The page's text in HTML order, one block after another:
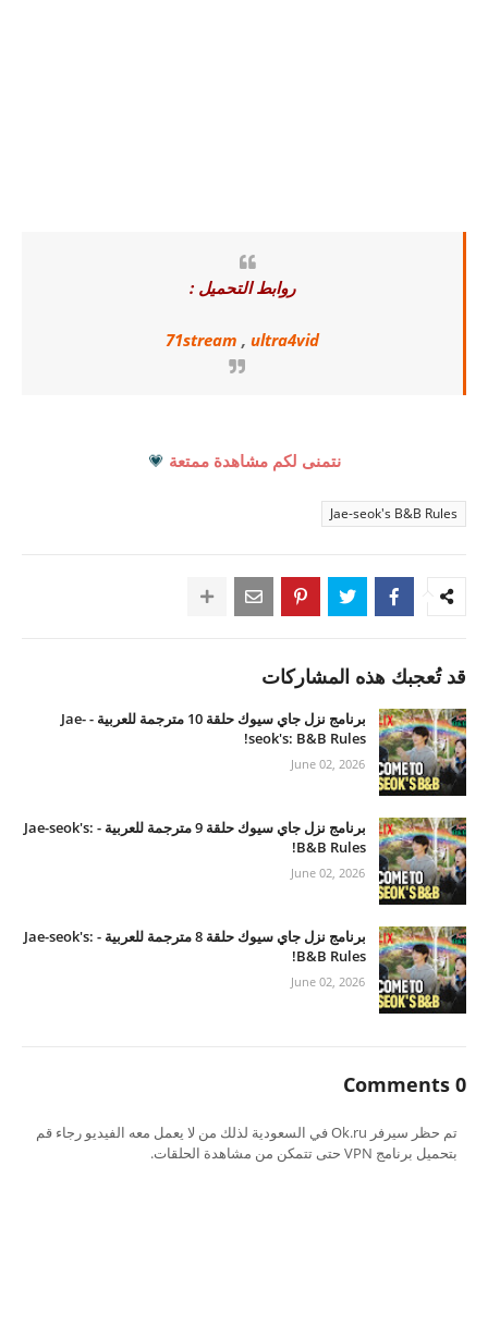
روابط التحميل :
71stream , ultra4vid
نتمنى لكم مشاهدة ممتعة 💗
Jae-seok's B&B Rules
قد تُعجبك هذه المشاركات
برنامج نزل جاي سيوك حلقة 10 مترجمة للعربية - Jae-
seok's: B&B Rules!
June 02, 2026
برنامج نزل جاي سيوك حلقة 9 مترجمة للعربية - Jae-seok's:
B&B Rules!
June 02, 2026
برنامج نزل جاي سيوك حلقة 8 مترجمة للعربية - Jae-seok's:
B&B Rules!
June 02, 2026
0 Comments
تم حظر سيرفر Ok.ru في السعودية لذلك من لا يعمل معه الفيديو رجاء قم
بتحميل برنامج VPN حتى تتمكن من مشاهدة الحلقات.